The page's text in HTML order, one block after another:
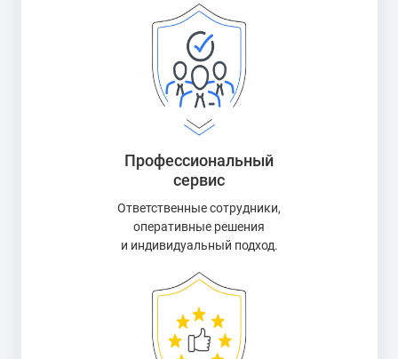
Профессиональный
сервис
Ответственные сотрудники,
оперативные решения
и индивидуальный подход.